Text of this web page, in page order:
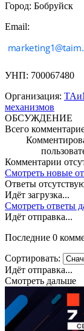
Город: Бобруйск
Email:
УНП: 700067480
Организация:
механизмов
ОБСУЖДЕНИЕ
Всего
Комментарии
Смотреть новые
Ответы
Идёт загрузка...
Смотреть ответы
Идёт отправка...
Последние 0
Сортировать:
Идёт отправка...
Смотреть дальше